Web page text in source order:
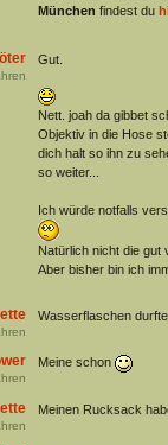
München findest du
Gut.
Nett. joah da gibbet
Objektiv in die Hose
dich halt so ihn zu
so weiter...
Ich würde notfalls
Natürlich nicht die gut
Aber bisher bin ich
Wasserflaschen
Meine schon
Meinen Rucksack